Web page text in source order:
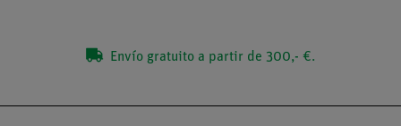
Envío gratuito a partir de 300,- €.